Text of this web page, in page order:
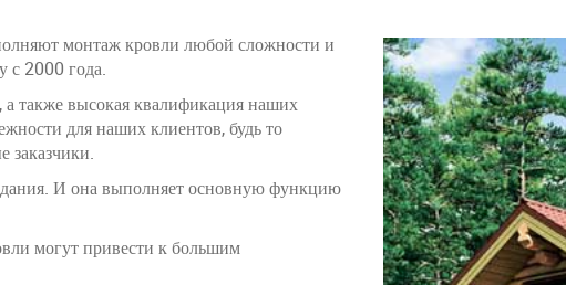
монтаж кровли любой сложности и
с 2000 года.
также высокая квалификация наших
для наших клиентов, будь то
заказчики.
И она выполняет основную функцию
могут привести к большим